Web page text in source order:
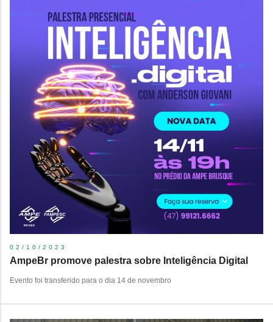
02/10/2023
AmpeBr promove palestra sobre Inteligência Digital
Evento foi transferido para o dia 14 de novembro